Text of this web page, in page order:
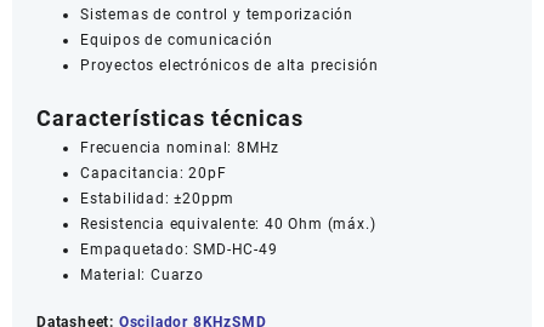
Sistemas de control y temporización
Equipos de comunicación
Proyectos electrónicos de alta precisión
Características técnicas
Frecuencia nominal: 8MHz
Capacitancia: 20pF
Estabilidad: ±20ppm
Resistencia equivalente: 40 Ohm (máx.)
Empaquetado: SMD-HC-49
Material: Cuarzo
Datasheet: Oscilador 8KHzSMD